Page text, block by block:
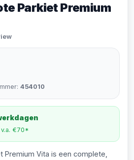
Parkiet Premium
454010
€70*
Premium Vita is een complete,